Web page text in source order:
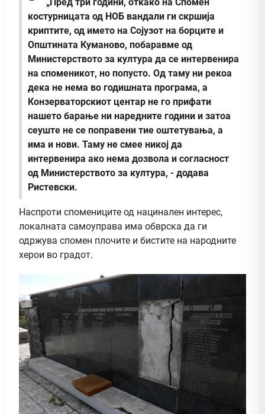
костурницата од НОБ вандали ги скршија
криптите, од името на Сојузот на борците и
Општината Куманово, побаравме од
Министерството за култура да се интервенира
на споменикот, но попусто. Од таму ни рекоа
дека не нема во годишната програма, а
Конзерваторскиот центар не го прифати
нашето барање ни наредните години и затоа
сеуште не се поправени тие оштетувања, а
има и нови. Таму не смее никој да
интервенира ако нема дозвола и согласност
од Министерството за култура, - додава
Ристевски.
Наспроти спомениците од нацинален интерес,
локалната самоуправа има обврска да ги
одржува спомен плочите и бистите на народните
херои во градот.